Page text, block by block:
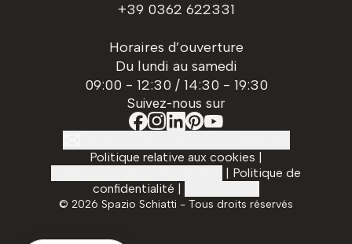
+39 0362 622331
Horaires d’ouverture
Du lundi au samedi
09:00 - 12:30 / 14:30 - 19:30
Suivez-nous sur
Politique relative aux cookies |
| Politique de
confidentialité |
© 2026 Spazio Schiatti - Tous droits réservés